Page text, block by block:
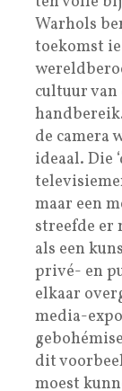
Warhols
toekomst
cultuur
de camera
ideaal. Die
maar een
streefde er
als een
privé- en
elkaar
media-
dit
moest